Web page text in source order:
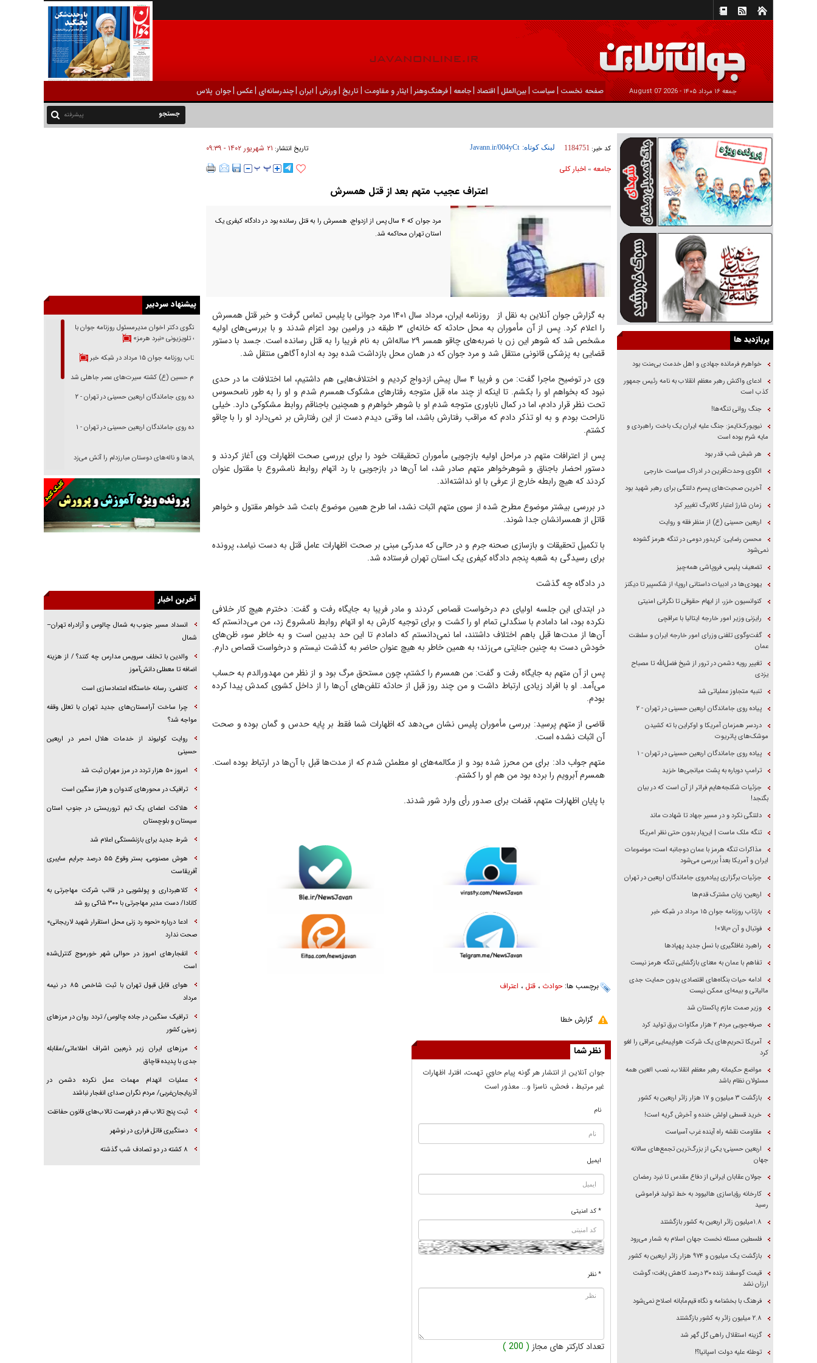
جمعه ۱۶ مرداد ۱۴۰۵ - 2026 August 07 صفحه نخست | سیاست |بين‌الملل | اقتصاد |جامعه |فرهنگ‌و‌هنر | ایثار و مقاومت |تاریخ |ورزش | ايران |چندرسانه‌ای |عکس |جوان پلاس
پیشرفته
کد خبر: 1184751 لینک کوتاه: تاریخ انتشار: ۲۱ شهريور ۱۴۰۲ - ۰۹:۳۹
جامعه» اخبار كلی
اعتراف عجیب متهم بعد از قتل همسرش
مرد جوان که ۴ سال پس از ازدواج، همسرش را به قتل رسانده بود در دادگاه کیفری یک
استان تهران محاکمه شد.
به گزارش جوان آنلاین به نقل از روزنامه ایران، مرداد سال ۱۴۰۱ مرد جوانی با پلیس تماس گرفت و خبر قتل همسرش
را اعلام کرد. پس از آن مأموران به محل حادثه که خانه‌ای ۳ طبقه در ورامین بود اعزام شدند و با بررسی‌های اولیه
مشخص شد که شوهر این زن با ضربه‌های چاقو همسر ۲۹ ساله‌اش به نام فریبا را به قتل رسانده است. جسد با دستور
قضایی به پزشکی قانونی منتقل شد و مرد جوان که در همان محل بازداشت شده بود به اداره آگاهی منتقل شد.
وی در توضیح ماجرا گفت: من و فریبا ۴ سال پیش ازدواج کردیم و اختلاف‌هایی هم داشتیم، اما اختلافات ما در حدی
نبود که بخواهم او را بکشم. تا اینکه از چند ماه قبل متوجه رفتار‌های مشکوک همسرم شدم و او را به طور نامحسوس
تحت نظر قرار دادم، اما در کمال ناباوری متوجه شدم او با شوهر خواهرم و همچنین باجناقم روابط مشکوکی دارد. خیلی
ناراحت بودم و به او تذکر دادم که مراقب رفتارش باشد، اما وقتی دیدم دست از این رفتارش بر نمی‌دارد او را با چاقو
کشتم.
پس از اعترافات متهم در مراحل اولیه بازجویی مأموران تحقیقات خود را برای بررسی صحت اظهارات وی آغاز کردند و
دستور احضار باجناق و شوهرخواهر متهم صادر شد، اما آن‌ها در بازجویی با رد اتهام روابط نامشروع با مقتول عنوان
کردند که هیچ رابطه خارج از عرفی با او نداشته‌اند.
در بررسی بیشتر موضوع مطرح شده از سوی متهم اثبات نشد، اما طرح همین موضوع باعث شد خواهر مقتول و خواهر
قاتل از همسرانشان جدا شوند.
با تکمیل تحقیقات و بازسازی صحنه جرم و در حالی که مدرکی مبنی بر صحت اظهارات عامل قتل به دست نیامد، پرونده
برای رسیدگی به شعبه پنجم دادگاه کیفری یک استان تهران فرستاده شد.
در دادگاه چه گذشت
در ابتدای این جلسه اولیای دم درخواست قصاص کردند و مادر فریبا به جایگاه رفت و گفت: دخترم هیچ کار خلافی
نکرده بود، اما دامادم با سنگدلی تمام او را کشت و برای توجیه کارش به او اتهام روابط نامشروع زد، من می‌دانستم که
آن‌ها از مدت‌ها قبل باهم اختلاف داشتند، اما نمی‌دانستم که دامادم تا این حد بدبین است و به خاطر سوء ظن‌های
خودش دست به چنین جنایتی می‌زند؛ به همین خاطر به هیچ عنوان حاضر به گذشت نیستم و درخواست قصاص دارم.
پس از آن متهم به جایگاه رفت و گفت: من همسرم را کشتم، چون مستحق مرگ بود و از نظر من مهدورالدم به حساب
می‌آمد. او با افراد زیادی ارتباط داشت و من چند روز قبل از حادثه تلفن‌های آن‌ها را از داخل کشوی کمدش پیدا کرده
بودم.
قاضی از متهم پرسید: بررسی مأموران پلیس نشان می‌دهد که اظهارات شما فقط بر پایه حدس و گمان بوده و صحت
آن اثبات نشده است.
متهم جواب داد: برای من محرز شده بود و از مکالمه‌های او مطمئن شدم که از مدت‌ها قبل با آن‌ها در ارتباط بوده است.
همسرم آبرویم را برده بود من هم او را کشتم.
با پایان اظهارات متهم، قضات برای صدور رأی وارد شور شدند.
برچسب ها:حوادث ، قتل ، اعتراف
گزارش خطا
نظر شما
جوان آنلاين از انتشار هر گونه پيام حاوي تهمت، افترا، اظهارات
غير مرتبط ، فحش، ناسزا و... معذور است
نام
ایمیل
* کد امنیتی
* نظر
تعداد کارکتر های مجاز ( 200 )
پربازدید ها
خواهرم فرمانده جهادی و اهل خدمت بی‌منت بود
ادعای واکنش رهبر معظم انقلاب به نامه رئیس جمهور
کذب است
جنگ روانی تنگه‌ها!
نیویورک‌تایمز: جنگ علیه ایران یک باخت راهبردی و
مایه شرم بوده است
هر شبش شب قدر بود
الگوی وحدت‌آفرین در ادراک سیاست خارجی
آخرین صحبت‌های پسرم دلتنگی برای رهبر شهید بود
زمان شارژ اعتبار کالابرگ تغییر کرد
اربعین حسینی (ع) از منظر فقه و روایت
محسن رضایی: کریدور دومی در تنگه هرمز گشوده
نمی‌شود
تضعیف پلیس، فروپاشی همه‌چیز
یهودی‌ها در ادبیات داستانی اروپا؛ از شکسپیر تا دیکنز
کنوانسیون خزر، از ابهام حقوقی تا نگرانی امنیتی
رایزنی وزیر امور خارجه ایتالیا با عراقچی
گفت‌وگوی تلفنی وزرای امور خارجه ایران و سلطنت
عمان
تغییر رویه دشمن در ترور از شیخ فضل‌الله تا مصباح
یزدی
تنبیه متجاوز عملیاتی شد
پیاده روی جاماندگان اربعین حسینی در تهران - ۲
دردسر همزمان آمریکا و اوکراین با ته کشیدن
موشک‌های پاتریوت
پیاده روی جاماندگان اربعین حسینی در تهران - ۱
ترامپ دوباره به پشت میانجی‌ها خزید
جزئیات شکنجه‌هایم فراتر از آن است که در بیان
بگنجد!
دلتنگی نکرد و در مسیر جهاد تا شهادت ماند
تنگه ملک ماست | این‌بار بدون حتی نظر امریکا
مذاکرات تنگه هرمز با عمان دوجانبه است؛ موضوعات
ایران و آمریکا بعداً بررسی می‌شود
جزئیات برگزاری پیاده‌روی جاماندگان اربعین در تهران
اربعین؛ زبان مشترک قدم‌ها
بازتاب روزنامه جوان ۱۵ مرداد در شبکه خبر
فوتبال و آن «بالا»!
راهبرد غافلگیری با نسل جدید پهپاد‌ها
تفاهم با عمان به معنای بازگشایی تنگه هرمز نیست
ادامه حیات بنگاه‌های اقتصادی بدون حمایت جدی
مالیاتی و بیمه‌ای ممکن نیست
وزیر صمت عازم پاکستان شد
صرفه‌جویی مردم ۲ هزار مگاوات برق تولید کرد
آمریکا تحریم‌های یک شرکت هواپیمایی عراقی را لغو
کرد
مواضع حکیمانه رهبر معظم انقلاب، نصب العین همه
مسئولان نظام باشد
بازگشت ۳ میلیون و ۱۷ هزار زائر اربعین به کشور
خرید قسطی اولش خنده و آخرش گریه است!
مقاومت نقشه راه آینده غرب آسیاست
اربعین حسینی؛ یکی از بزرگ‌ترین تجمع‌های سالانه
جهان
جولان عقابان ایرانی از دفاع مقدس تا نبرد رمضان
کارخانه رؤیاسازی هالیوود به خط تولید فراموشی
رسید
۱.۸میلیون زائر اربعین به کشور بازگشتند
فلسطین مسئله نخست جهان اسلام به شمار می‌رود
بازگشت یک میلیون و ۹۷۴ هزار زائر اربعین به کشور
قیمت گوسفند زنده ۳۰ درصد کاهش یافت؛ گوشت
ارزان نشد
فرهنگ با بخشنامه و نگاه قیم‌مآبانه اصلاح نمی‌شود
۲.۸ میلیون زائر به کشور بازگشتند
گزینه استقلال راهی گل گهر شد
توطئه علیه دولت اسپانیا؟!
پیشنهاد سردبیر
گفتگوی دکتر اخوان مدیرمسئول روزنامه جوان با
برنامه تلویزیونی «نبرد هرمز»
بازتاب روزنامه جوان ۱۵ مرداد در شبکه خبر
امام حسین (ع) کشته سیرت‌های عصر جاهلی شد
پیاده روی جاماندگان اربعین حسینی در تهران - ۲
پیاده روی جاماندگان اربعین حسینی در تهران - ۱
فریاد‌ها و ناله‌های دوستان مبارزدلم را آتش می‌زد
تغییر رویه دشمن در ترور از شیخ فضل‌الله تا مصباح
خرید قسطی اولش خنده و آخرش گریه است!
فوتبال و آن «بالا»!
دیکنز
خواهرم فرمانده جهادی و اهل خدمت بی‌منت بود
بگنجد!
برابر یورش به پاسگاه‌های پلیس
آخرین اخبار
انسداد مسیر جنوب به شمال چالوس و آزادراه تهران–
شمال
والدین با تخلف سرویس مدارس چه کنند؟ / از هزینه
اضافه تا معطلی دانش‌آموز
کاظمی: رسانه خاستگاه اعتمادسازی است
چرا ساخت آرامستان‌های جدید تهران با تعلل وقفه
مواجه شد؟
روایت کولیوند از خدمات هلال احمر در اربعین
حسینی
امروز ۵۰ هزار تردد در مرز مهران ثبت شد
ترافیک در محور‌های کندوان و هراز سنگین است
هلاکت اعضای یک تیم تروریستی در جنوب استان
سیستان و بلوچستان
شرط جدید برای بازنشستگی اعلام شد
هوش مصنوعی، بستر وقوع ۵۵ درصد جرایم سایبری
آفریقاست
کلاهبرداری و پولشویی در قالب شرکت مهاجرتی به
کانادا/ دست مدیر مهاجرتی با ۳۰۰ شاکی رو شد
ادعا درباره «نحوه رد زنی محل استقرار شهید لاریجانی»
صحت ندارد
انفجار‌های امروز در حوالی شهر خورموج کنترل‌شده
است
هوای قابل قبول تهران با ثبت شاخص ۸۵ در نیمه
مرداد
ترافیک سنگین در جاده چالوس/ تردد روان در مرز‌های
زمینی کشور
مرز‌های ایران زیر ذره‌بین اشراف اطلاعاتی/مقابله
جدی با پدیده قاچاق
عملیات انهدام مهمات عمل نکرده دشمن در
آذربایجان‌غربی/ مردم نگران صدای انفجار نباشند
ثبت پنج تالاب قم در فهرست تالاب‌های قانون حفاظت
دستگیری قاتل فراری در نوشهر
۸ کشته در دو تصادف شب گذشته